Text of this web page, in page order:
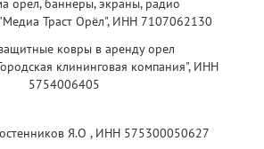
Траст Орёл", ИНН 7107062130
клининговая компания", ИНН
5754006405
Я.О , ИНН 575300050627